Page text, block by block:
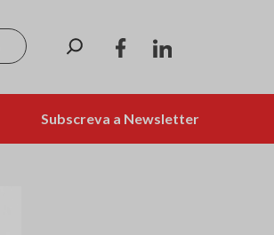
Pesquisar
Subscreva a Newsletter